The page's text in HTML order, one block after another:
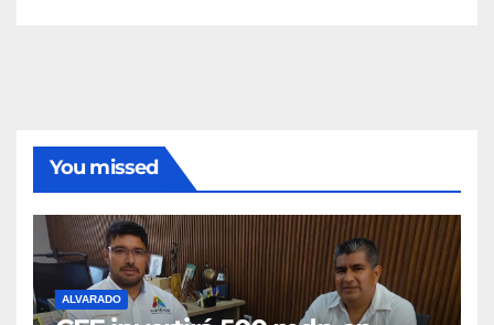
You missed
ALVARADO